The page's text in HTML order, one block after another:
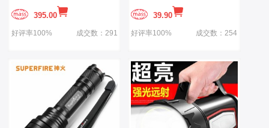
395.00
好评率100% 成交数：291
39.90
好评率100% 成交数：254